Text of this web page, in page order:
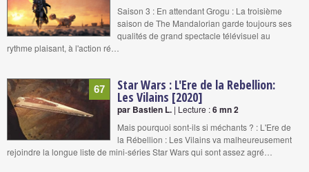
Saison 3 : En attendant Grogu : La troisième
saison de The Mandalorian garde toujours ses
qualités de grand spectacle télévisuel au
rythme plaisant, à l'action ré…
67 Star Wars : L'Ere de la Rebellion:
Les Vilains [2020]
par Bastien L. | Lecture :6 mn 2
Mais pourquoi sont-ils si méchants ? : L'Ere de
la Rébellion : Les Vilains va malheureusement
rejoindre la longue liste de mini-séries Star Wars qui sont assez agré…